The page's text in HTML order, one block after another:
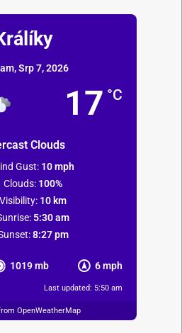
Srp 7, 2026
17 °C
Clouds
1019 mb 6 mph
Gust: 10 mph
Clouds: 100%
Visibility: 10 km
5:30 am
8:27 pm
Last updated: 5:50 am
OpenWeatherMap